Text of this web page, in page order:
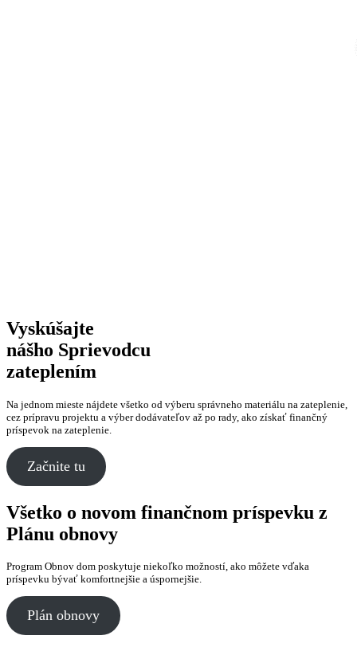
Vyskúšajte
nášho Sprievodcu
zateplením
Na jednom mieste nájdete všetko od výberu správneho materiálu na zateplenie,
cez prípravu projektu a výber dodávateľov až po rady, ako získať finančný
príspevok na zateplenie.
Začnite tu
Všetko o novom finančnom príspevku z
Plánu obnovy
Program Obnov dom poskytuje niekoľko možností, ako môžete vďaka
príspevku bývať komfortnejšie a úspornejšie.
Plán obnovy